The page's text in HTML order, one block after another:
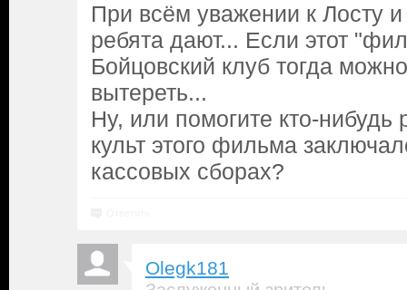
При всём уважении к Лосту
ребята дают... Если этот
Бойцовский клуб тогда
вытереть...
Ну, или помогите кто-нибудь
культ этого фильма
кассовых сборах?
Olegk181